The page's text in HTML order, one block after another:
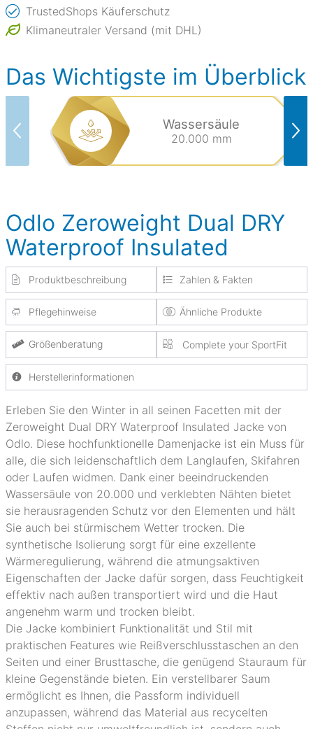
TrustedShops Käuferschutz
Klimaneutraler Versand (mit DHL)
Das Wichtigste im Überblick
Wassersäule
20.000 mm
Odlo Zeroweight Dual DRY
Waterproof Insulated
Produktbeschreibung Zahlen & Fakten
Pflegehinweise Ähnliche Produkte
Größenberatung Complete your SportFit
Herstellerinformationen
Erleben Sie den Winter in all seinen Facetten mit der
Zeroweight Dual DRY Waterproof Insulated Jacke von
Odlo. Diese hochfunktionelle Damenjacke ist ein Muss für
alle, die sich leidenschaftlich dem Langlaufen, Skifahren
oder Laufen widmen. Dank einer beeindruckenden
Wassersäule von 20.000 und verklebten Nähten bietet
sie herausragenden Schutz vor den Elementen und hält
Sie auch bei stürmischem Wetter trocken. Die
synthetische Isolierung sorgt für eine exzellente
Wärmeregulierung, während die atmungsaktiven
Eigenschaften der Jacke dafür sorgen, dass Feuchtigkeit
effektiv nach außen transportiert wird und die Haut
angenehm warm und trocken bleibt.
Die Jacke kombiniert Funktionalität und Stil mit
praktischen Features wie Reißverschlusstaschen an den
Seiten und einer Brusttasche, die genügend Stauraum für
kleine Gegenstände bieten. Ein verstellbarer Saum
ermöglicht es Ihnen, die Passform individuell
anzupassen, während das Material aus recycelten